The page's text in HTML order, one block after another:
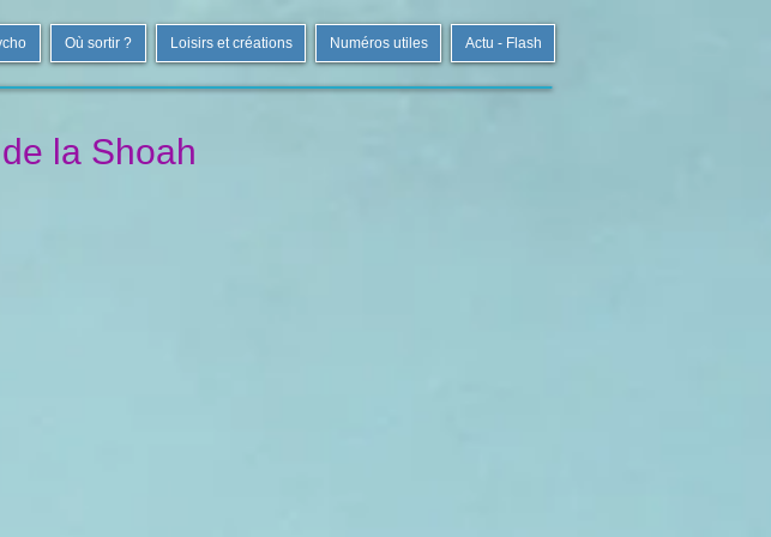
Où sortir ? Loisirs et créations Numéros utiles Actu - Flash
la Shoah